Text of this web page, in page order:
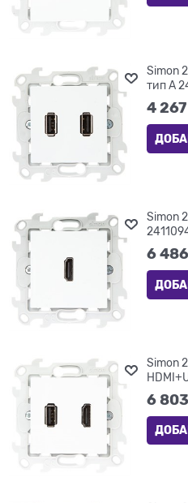
Simon
тип A
4 267
Simon
6 486
Simon
6 803